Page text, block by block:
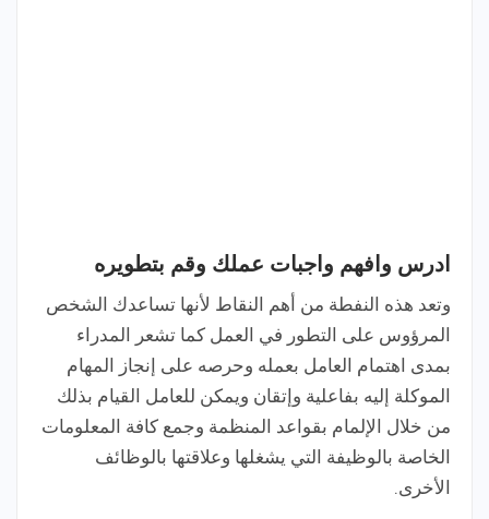
ادرس وافهم واجبات عملك وقم بتطويره
وتعد هذه النفطة من أهم النقاط لأنها تساعدك الشخص
المرؤوس على التطور في العمل كما تشعر المدراء
بمدى اهتمام العامل بعمله وحرصه على إنجاز المهام
الموكلة إليه بفاعلية وإتقان ويمكن للعامل القيام بذلك
من خلال الإلمام بقواعد المنظمة وجمع كافة المعلومات
الخاصة بالوظيفة التي يشغلها وعلاقتها بالوظائف
الأخرى.